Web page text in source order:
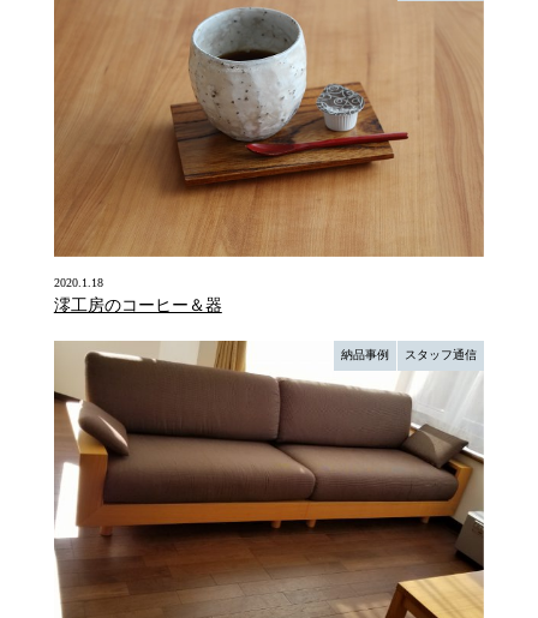
2020.1.18
澪工房のコーヒー＆器
納品事例 スタッフ通信